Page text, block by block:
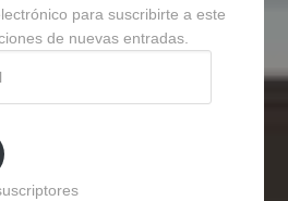
para suscribirte a este
de nuevas entradas.